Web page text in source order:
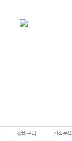
장바구니 견적문의